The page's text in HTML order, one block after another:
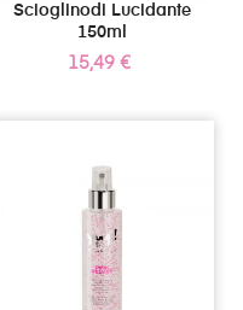
Scioglinodi Lucidante
150ml
Prezzo
15,49 €